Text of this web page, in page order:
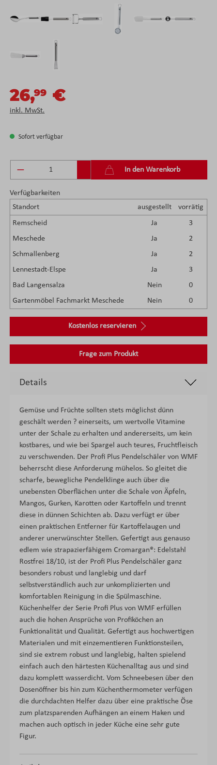
26,99 €
inkl. MwSt.
Sofort verfügbar
Produkt Anzahl: Gib den gewünschten Wert
In den Warenkorb
Verfügbarkeiten
Standort
ausgestellt vorrätig
Remscheid Ja
3
Meschede
Ja
2
Schmallenberg
Ja
2
Lennestadt-Elspe
Ja
3
Bad Langensalza
Nein
0
Gartenmöbel Fachmarkt Meschede
Nein 0
Kostenlos reservieren
Frage zum Produkt
Details
Gemüse und Früchte sollten stets möglichst dünn
geschält werden ? einerseits, um wertvolle Vitamine
unter der Schale zu erhalten und andererseits, um kein
kostbares, und wie bei Spargel auch teures, Fruchtfleisch
zu verschwenden. Der Profi Plus Pendelschäler von WMF
beherrscht diese Anforderung mühelos. So gleitet die
scharfe, bewegliche Pendelklinge auch über die
unebensten Oberflächen unter die Schale von Äpfeln,
Mangos, Gurken, Karotten oder Kartoffeln und trennt
diese in dünnen Schichten ab. Dazu verfügt er über
einen praktischen Entferner für Kartoffelaugen und
anderer unerwünschter Stellen. Gefertigt aus genauso
edlem wie strapazierfähigem Cromargan®: Edelstahl
Rostfrei 18/10, ist der Profi Plus Pendelschäler ganz
besonders robust und langlebig und darf
selbstverständlich auch zur unkomplizierten und
komfortablen Reinigung in die Spülmaschine.
Küchenhelfer der Serie Profi Plus von WMF erfüllen
auch die hohen Ansprüche von Profiköchen an
Funktionalität und Qualität. Gefertigt aus hochwertigen
Materialen und mit einzementieren Funktionsteilen,
sind sie extrem robust und langlebig, halten spielend
einfach auch den härtesten Küchenalltag aus und sind
dazu komplett wasserdicht. Vom Schneebesen über den
Dosenöffner bis hin zum Küchenthermometer verfügen
die durchdachten Helfer dazu über eine praktische Öse
zum platzsparenden Aufhängen an einem Haken und
machen auch optisch in jeder Küche eine sehr gute
Figur.